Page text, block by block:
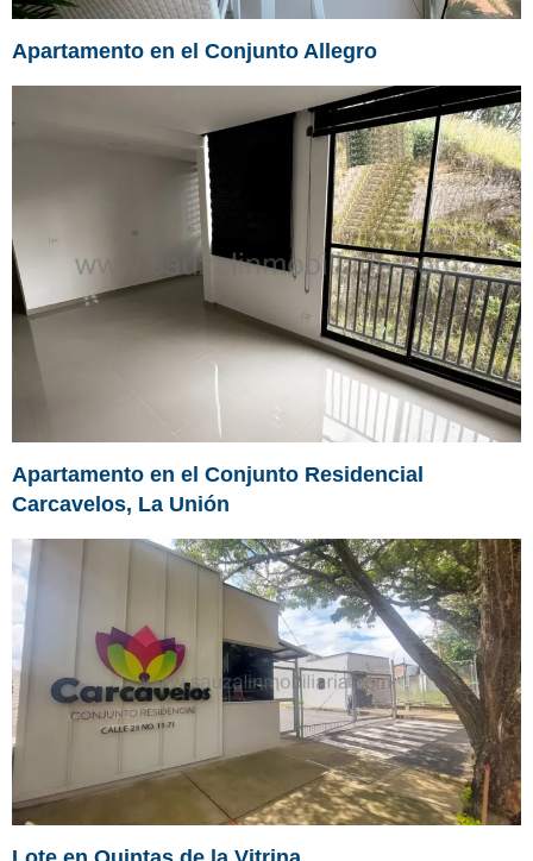
Apartamento en el Conjunto Allegro
Apartamento en el Conjunto Residencial
Carcavelos, La Unión